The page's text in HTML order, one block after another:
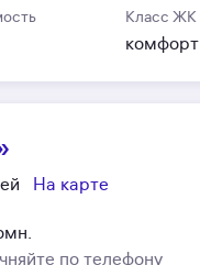
Класс ЖК
комфорт
На карте
по телефону